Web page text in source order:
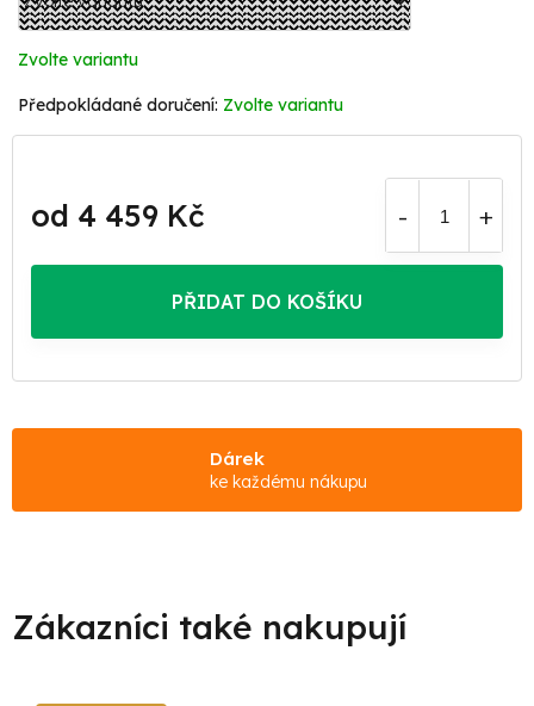
Zvolte variantu
Zvolte variantu
od 4 459 Kč
cena:
PŘIDAT DO KOŠÍKU
Dárek
ke každému nákupu